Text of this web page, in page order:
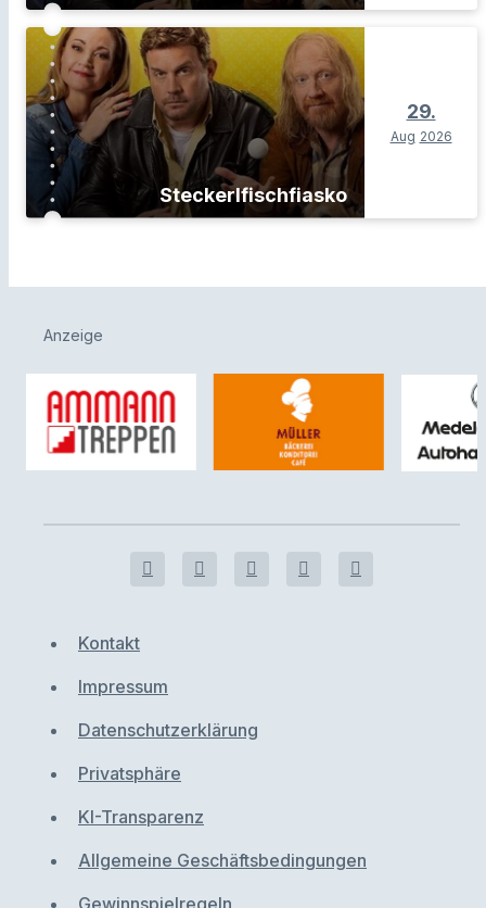
Steckerlfischfiasko
29.
Aug 2026
Anzeige
Kontakt
Impressum
Datenschutzerklärung
Privatsphäre
KI-Transparenz
Allgemeine Geschäftsbedingungen
Gewinnspielregeln